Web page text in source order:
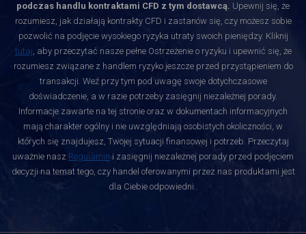
podczas handlu kontraktami CFD z tym dostawcą. Upewnij się, że
rozumiesz, jak działają kontrakty CFD i zastanów się, czy możesz sobie
pozwolić na podjęcie wysokiego ryzyka utraty swoich pieniędzy. Kliknij
tutaj, aby przeczytać nasze pełne Ostrzeżenie o ryzyku i upewnić się, że
rozumiesz związane z handlem ryzyko jeszcze przed przystąpieniem do
transakcji. Weź przy tym pod uwagę swoje dotychczasowe
doświadczenie, a w razie potrzeby zasięgnij niezależnej porady.
Informacje zawarte na tej stronie oraz w dokumentach informacyjnych
mają charakter ogólny i nie uwzględniają osobistych okoliczności, w
których się znajdujesz, Twojej sytuacji finansowej i potrzeb. Przeczytaj
uważnie nasz Regulamin i zasięgnij niezależnej porady przed podjęciem
decyzji na temat tego, czy handel oferowanymi przez nas produktami jest
dla Ciebie odpowiedni..